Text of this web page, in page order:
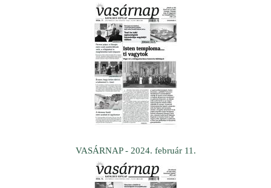
VASÁRNAP - 2024. február 11.